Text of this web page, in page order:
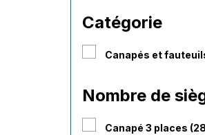
Catégorie
Canapés et
Nombre de
Canapé 3 places